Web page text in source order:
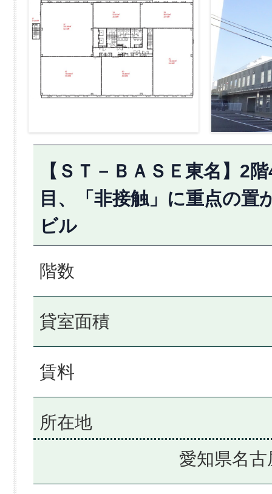
【ＳＴ－ＢＡＳＥ東名】2
目、「非接触」に重点の置
ビル
階数
貸室面積
賃料
所在地
愛知県名